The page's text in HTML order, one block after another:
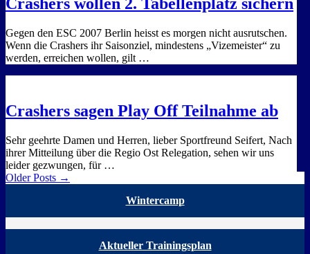
Crashers wollen 2. Tabellenplatz sichern
Gegen den ESC 2007 Berlin heisst es morgen nicht ausrutschen.
Wenn die Crashers ihr Saisonziel, mindestens „Vizemeister“ zu
werden, erreichen wollen, gilt …
Crashers sagen Play Off Teilnahme ab
Sehr geehrte Damen und Herren, lieber Sportfreund Seifert, Nach
ihrer Mitteilung über die Regio Ost Relegation, sehen wir uns
leider gezwungen, für …
Older Posts →
Wintercamp
Aktueller Trainingsplan